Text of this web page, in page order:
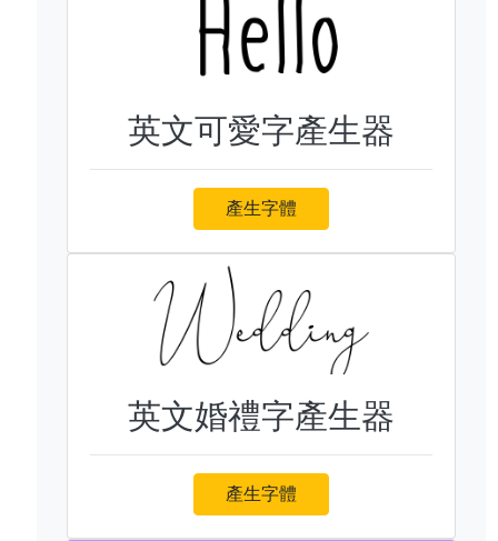
英文可愛字產生器
產生字體
英文婚禮字產生器
產生字體